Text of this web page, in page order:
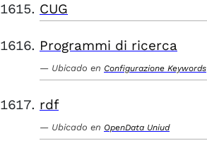
CUG
Programmi di ricerca
Ubicado en Configurazione Keywords
rdf
Ubicado en OpenData Uniud